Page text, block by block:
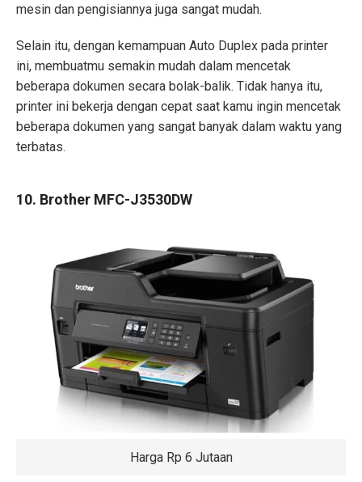
mesin dan pengisiannya juga sangat mudah.
Selain itu, dengan kemampuan Auto Duplex pada printer
ini, membuatmu semakin mudah dalam mencetak
beberapa dokumen secara bolak-balik. Tidak hanya itu,
printer ini bekerja dengan cepat saat kamu ingin mencetak
beberapa dokumen yang sangat banyak dalam waktu yang
terbatas.
10. Brother MFC-J3530DW
Harga Rp 6 Jutaan